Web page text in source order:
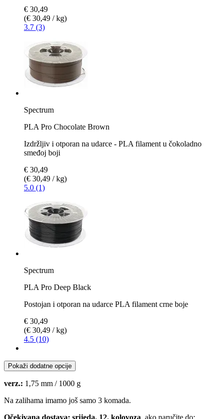
€ 30,49
(€ 30,49 / kg)
3.7 (3)
Spectrum
PLA Pro Chocolate Brown
Izdržljiv i otporan na udarce - PLA filament u čokoladno
smeđoj boji
€ 30,49
(€ 30,49 / kg)
5.0 (1)
Spectrum
PLA Pro Deep Black
Postojan i otporan na udarce PLA filament crne boje
€ 30,49
(€ 30,49 / kg)
4.5 (10)
Pokaži dodatne opcije
verz.: 1,75 mm / 1000 g
Na zalihama imamo još samo 3 komada.
Očekivana dostava: srijeda, 12. kolovoza , ako naručite do: